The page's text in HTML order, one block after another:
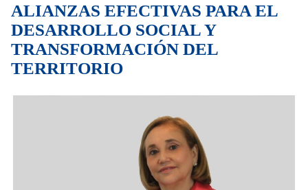
ALIANZAS EFECTIVAS PARA EL
DESARROLLO SOCIAL Y
TRANSFORMACIÓN DEL
TERRITORIO